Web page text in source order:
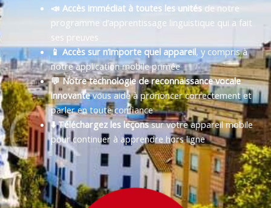
📣 Accès immédiat à toutes les unitésde notre
programme d’apprentissage linguistique qui a fait
ses preuves
📱 Accès sur n’importe quel appareil, y compris à
notre application mobile primée
💬 Notre technologie de reconnaissance vocale
innovantevous aide à prononcer correctement et
parler en toute confiance
⬇️ Téléchargez les leçonssur votre appareil mobile
pour continuer à apprendre hors ligne